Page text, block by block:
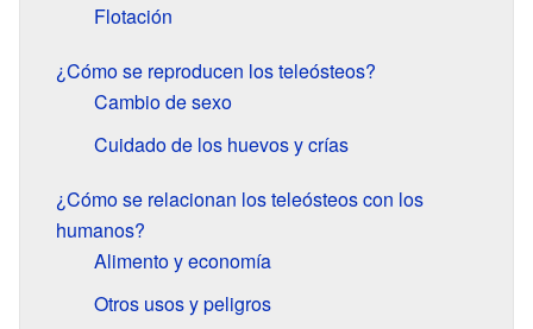
Flotación
¿Cómo se reproducen los teleósteos?
Cambio de sexo
Cuidado de los huevos y crías
¿Cómo se relacionan los teleósteos con los
humanos?
Alimento y economía
Otros usos y peligros